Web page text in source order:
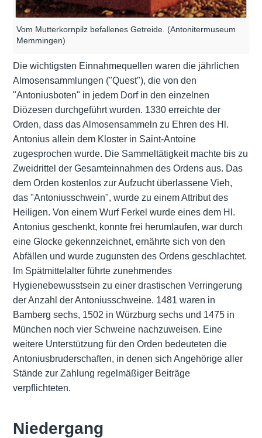
Vom Mutterkornpilz befallenes Getreide. (Antonitermuseum
Memmingen)
Die wichtigsten Einnahmequellen waren die jährlichen
Almosensammlungen ("Quest"), die von den
"Antoniusboten" in jedem Dorf in den einzelnen
Diözesen durchgeführt wurden. 1330 erreichte der
Orden, dass das Almosensammeln zu Ehren des Hl.
Antonius allein dem Kloster in Saint-Antoine
zugesprochen wurde. Die Sammeltätigkeit machte bis zu
Zweidrittel der Gesamteinnahmen des Ordens aus. Das
dem Orden kostenlos zur Aufzucht überlassene Vieh,
das "Antoniusschwein", wurde zu einem Attribut des
Heiligen. Von einem Wurf Ferkel wurde eines dem Hl.
Antonius geschenkt, konnte frei herumlaufen, war durch
eine Glocke gekennzeichnet, ernährte sich von den
Abfällen und wurde zugunsten des Ordens geschlachtet.
Im Spätmittelalter führte zunehmendes
Hygienebewusstsein zu einer drastischen Verringerung
der Anzahl der Antoniusschweine. 1481 waren in
Bamberg sechs, 1502 in Würzburg sechs und 1475 in
München noch vier Schweine nachzuweisen. Eine
weitere Unterstützung für den Orden bedeuteten die
Antoniusbruderschaften, in denen sich Angehörige aller
Stände zur Zahlung regelmäßiger Beiträge
verpflichteten.
Niedergang